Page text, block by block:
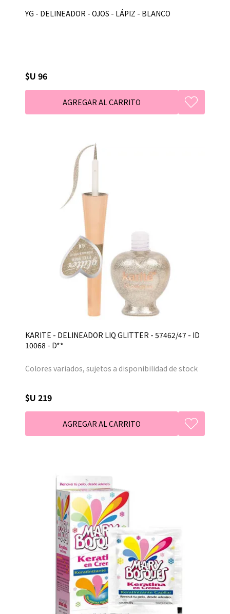
YG - DELINEADOR - OJOS - LÁPIZ - BLANCO
$U 96
KARITE - DELINEADOR LIQ GLITTER - 57462/47 - ID
10068 - D**
Colores variados, sujetos a disponibilidad de stock
$U 219